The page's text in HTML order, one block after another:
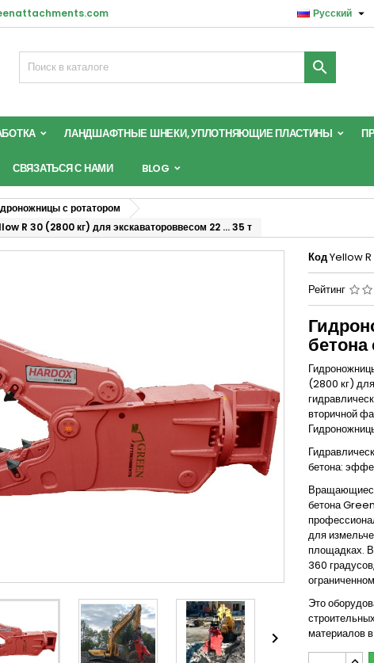
Русский 

ЛАНДШАФТНЫЕ ШНЕКИ, УПЛОТНЯЮЩИЕ ПЛАСТИНЫ
СВЯЗАТЬСЯ С НАМИ BLOG
с ротатором
R 30 (2800 кг) для экскаватороввесом 22 … 35 т

КодYellow R
Рейтинг
бетона
(2800 кг)
вторичной
бетона:
бетона
для
площадках.
360
Это
материалов